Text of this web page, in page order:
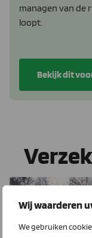
Wij waarderen
We gebruiken
managen van de
loopt.
Bekijk dit
LTO Verzekeringen